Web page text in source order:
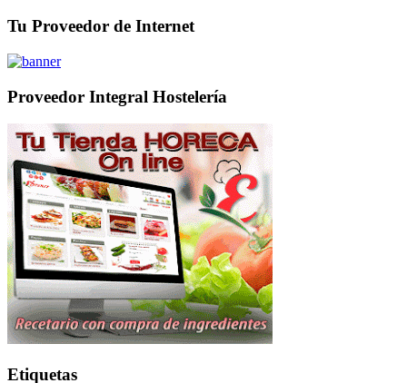
Tu Proveedor de Internet
Proveedor Integral Hostelería
Etiquetas